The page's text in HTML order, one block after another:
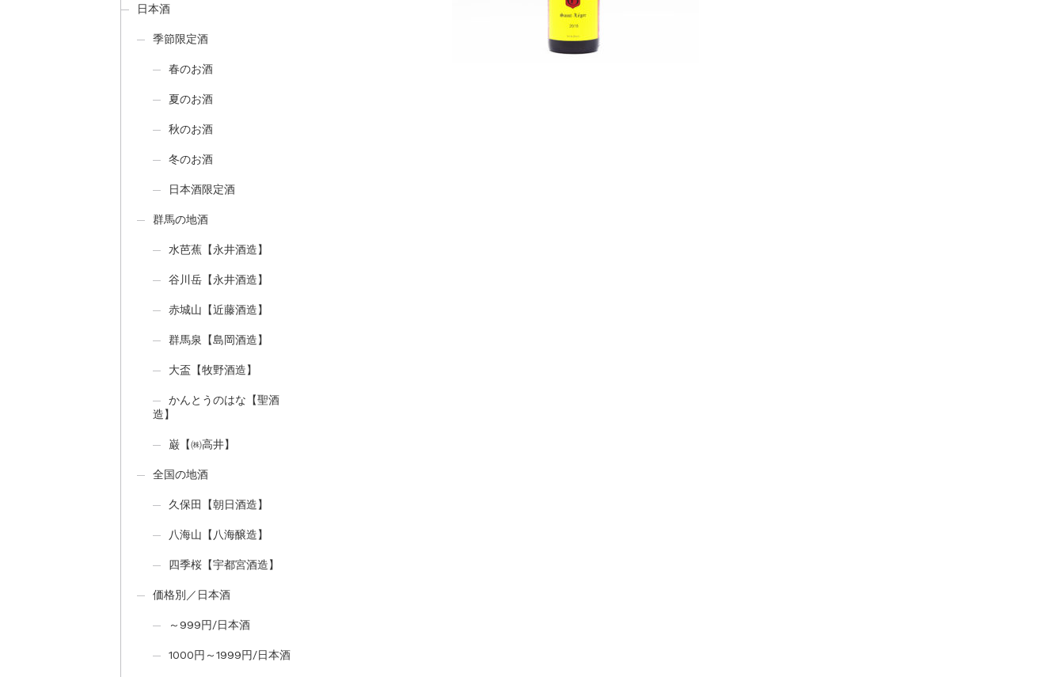
日本酒
季節限定酒
春のお酒
夏のお酒
秋のお酒
冬のお酒
日本酒限定酒
群馬の地酒
水芭蕉【永井酒造】
谷川岳【永井酒造】
赤城山【近藤酒造】
群馬泉【島岡酒造】
大盃【牧野酒造】
かんとうのはな【聖酒
造】
巌【㈱高井】
全国の地酒
久保田【朝日酒造】
八海山【八海醸造】
四季桜【宇都宮酒造】
価格別／日本酒
～999円/日本酒
1000円～1999円/日本酒